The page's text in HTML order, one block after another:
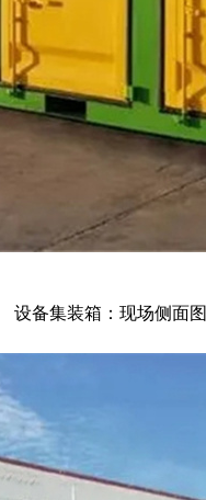
设备集装箱：现场侧面图